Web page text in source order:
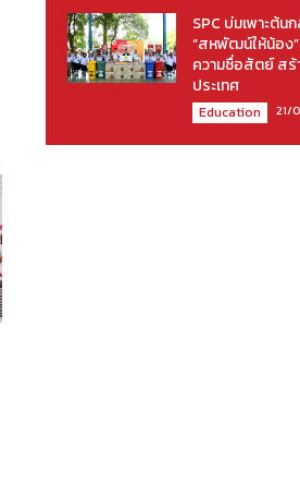
SPC บ่มเพาะต้
“สหพัฒน์ให้น้อง
ความซื่อสัตย์ สร้
ประเทศ
Education 21/